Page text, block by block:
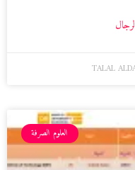
TALAL
العلوم الصرفة